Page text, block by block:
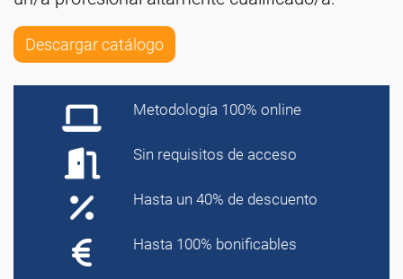
Descargar catálogo
Metodología 100% online
Sin requisitos de acceso
Hasta un 40% de descuento
Hasta 100% bonificables